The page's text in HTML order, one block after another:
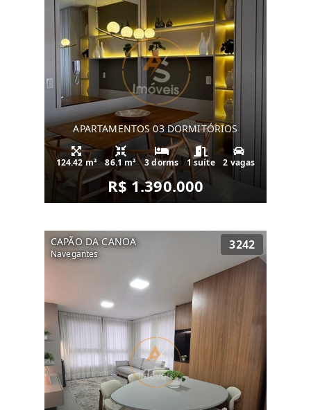
APARTAMENTOS 03 DORMITÓRIOS
124.42 m² 86.1 m² 3 dorms 1 suíte 2 vagas
R$ 1.390.000
CAPÃO DA CANOA
Navegantes
3242